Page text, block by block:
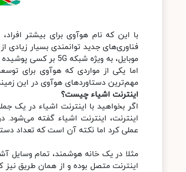
با این که نام هوآوی برای بیشتر
فناوری‌های جدید توانمندی بسیار
موبایل، به ویژه شبکه 5G بر کسی پوشیده نیست.
مهم‌ترین دستاوردهای هوآوی در این
اینترنت اشیاء چیست؟
اگر بخواهید با اینترنت اشیاء در یک
اینترنت، اینترنت اشیاء گفته می‌شود.
عملی کرد اما نکته آن است که تعداد
مثلا در یک خانه هوشمند، تمام وسایل